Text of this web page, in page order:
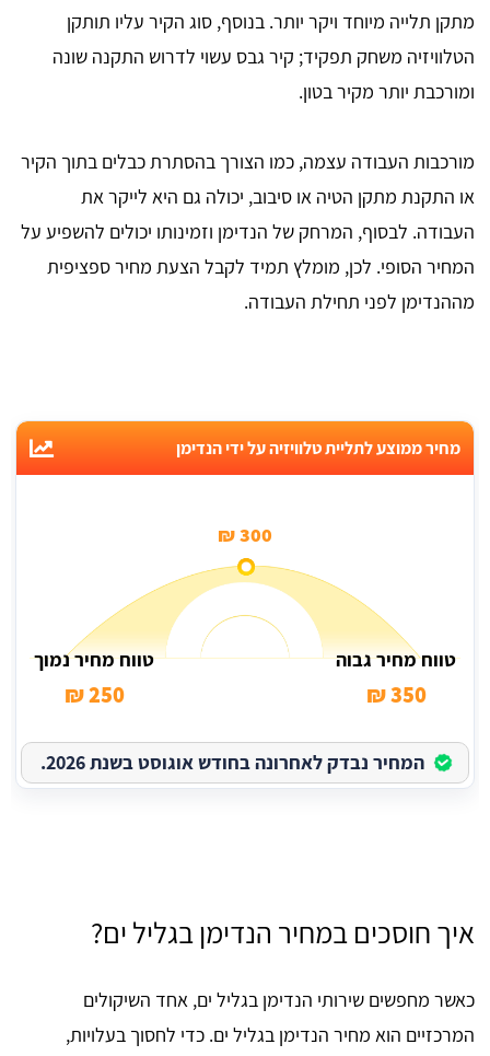
מתקן תלייה מיוחד ויקר יותר. בנוסף, סוג הקיר עליו תותקן
הטלוויזיה משחק תפקיד; קיר גבס עשוי לדרוש התקנה שונה
ומורכבת יותר מקיר בטון.
מורכבות העבודה עצמה, כמו הצורך בהסתרת כבלים בתוך הקיר
או התקנת מתקן הטיה או סיבוב, יכולה גם היא לייקר את
העבודה. לבסוף, המרחק של הנדימן וזמינותו יכולים להשפיע על
המחיר הסופי. לכן, מומלץ תמיד לקבל הצעת מחיר ספציפית
מההנדימן לפני תחילת העבודה.
מחיר ממוצע לתליית טלוויזיה על ידי הנדימן
300 ₪
טווח מחיר גבוה
350 ₪
טווח מחיר נמוך
250 ₪
המחיר נבדק לאחרונה בחודש אוגוסט בשנת 2026.
איך חוסכים במחיר הנדימן בגליל ים?
כאשר מחפשים שירותי הנדימן בגליל ים, אחד השיקולים
המרכזיים הוא מחיר הנדימן בגליל ים. כדי לחסוך בעלויות,